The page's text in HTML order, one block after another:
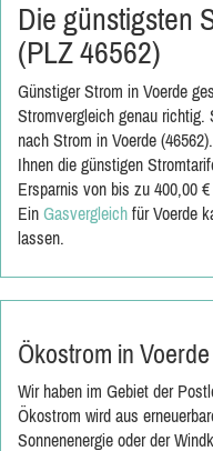
Die günstigsten
(PLZ 46562)
Günstiger Strom in Voerde
Stromvergleich genau
nach Strom in Voerde
Ihnen die günstigen
Ersparnis von bis zu 400,00
Ein Gasvergleich für Voerde
lassen.
Ökostrom in Voerde
Wir haben im Gebiet der
Ökostrom wird aus
Sonnenenergie oder der